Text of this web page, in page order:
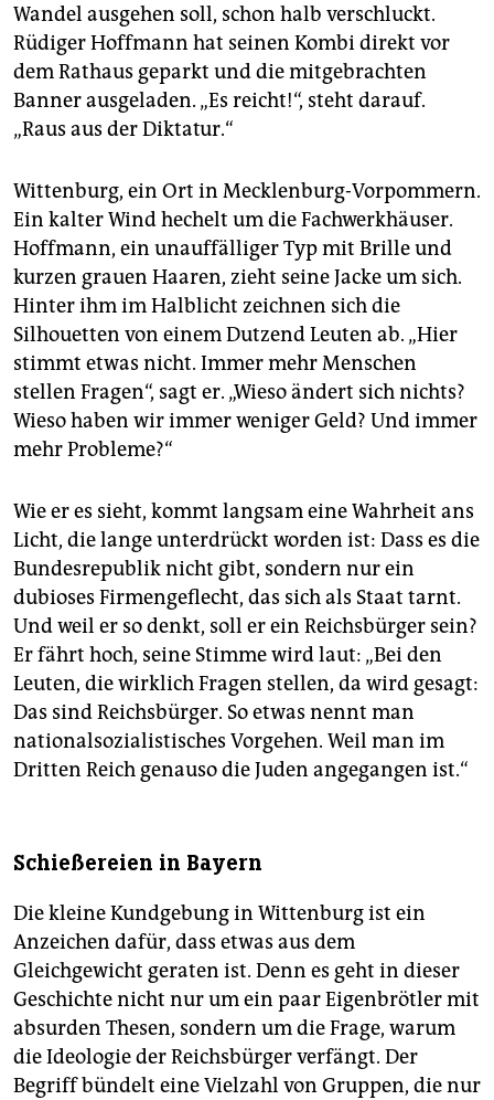
epaper login
Wandel ausgehen soll, schon halb verschluckt.
Rüdiger Hoffmann hat seinen Kombi direkt vor
dem Rathaus geparkt und die mitgebrachten
Banner ausgeladen. „Es reicht!“, steht darauf.
„Raus aus der Diktatur.“
Wittenburg, ein Ort in Mecklenburg-Vorpommern.
Ein kalter Wind hechelt um die Fachwerkhäuser.
Hoffmann, ein unauffälliger Typ mit Brille und
kurzen grauen Haaren, zieht seine Jacke um sich.
Hinter ihm im Halblicht zeichnen sich die
Silhouetten von einem Dutzend Leuten ab. „Hier
stimmt etwas nicht. Immer mehr Menschen
stellen Fragen“, sagt er. „Wieso ändert sich nichts?
Wieso haben wir immer weniger Geld? Und immer
mehr Probleme?“
Wie er es sieht, kommt langsam eine Wahrheit ans
Licht, die lange unterdrückt worden ist: Dass es die
Bundesrepublik nicht gibt, sondern nur ein
dubioses Firmengeflecht, das sich als Staat tarnt.
Und weil er so denkt, soll er ein Reichsbürger sein?
Er fährt hoch, seine Stimme wird laut: „Bei den
Leuten, die wirklich Fragen stellen, da wird gesagt:
Das sind Reichsbürger. So etwas nennt man
nationalsozialistisches Vorgehen. Weil man im
Dritten Reich genauso die Juden angegangen ist.“
Schießereien in Bayern
Die kleine Kundgebung in Wittenburg ist ein
Anzeichen dafür, dass etwas aus dem
Gleichgewicht geraten ist. Denn es geht in dieser
Geschichte nicht nur um ein paar Eigenbrötler mit
absurden Thesen, sondern um die Frage, warum
die Ideologie der Reichsbürger verfängt. Der
Begriff bündelt eine Vielzahl von Gruppen, die nur